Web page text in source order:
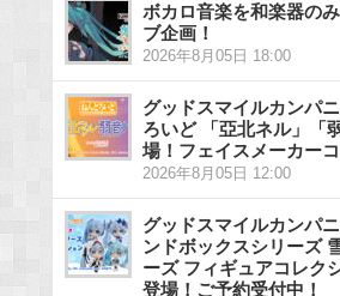
ボカロ音楽を和楽器の
ブ企画！
2026年8月05日 18:00
グッドスマイルカンパ
ろいど 「亞北ネル」「
場！フェイスメーカー
2026年8月05日 12:00
グッドスマイルカンパ
ンドボックスシリーズ
ーズ フィギュアコレク
登場！ご予約受付中！